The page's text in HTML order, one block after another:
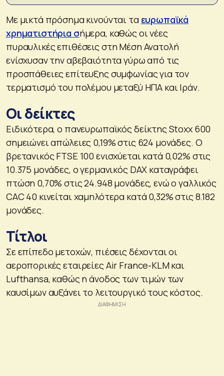
Με μικτά πρόσημα κινούνται τα ευρωπαϊκά
χρηματιστήρια σήμερα, καθώς οι νέες
πυραυλικές επιθέσεις στη Μέση Ανατολή
ενίσχυσαν την αβεβαιότητα γύρω από τις
προσπάθειες επίτευξης συμφωνίας για τον
τερματισμό του πολέμου μεταξύ ΗΠΑ και Ιράν.
Οι δείκτες
Ειδικότερα, ο πανευρωπαϊκός δείκτης Stoxx 600
σημειώνει απώλειες 0,19% στις 624 μονάδες. Ο
βρετανικός FTSE 100 ενισχύεται κατά 0,02% στις
10.375 μονάδες, ο γερμανικός DAX καταγράφει
πτώση 0,70% στις 24.948 μονάδες, ενώ ο γαλλικός
CAC 40 κινείται χαμηλότερα κατά 0,32% στις 8.182
μονάδες.
Τίτλοι
Σε επίπεδο μετοχών, πιέσεις δέχονται οι
αεροπορικές εταιρείες Air France-KLM και
Lufthansa, καθώς η άνοδος των τιμών των
καυσίμων αυξάνει το λειτουργικό τους κόστος.